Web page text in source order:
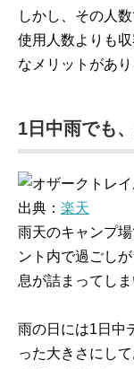
しかし、その人
使用人数よりも
なメリットがあり
1日中雨でも
出典： 楽天
雨天のキャンプ
ント内で過ごし
息が詰まってしま
雨の日には1日中
った大きさにし